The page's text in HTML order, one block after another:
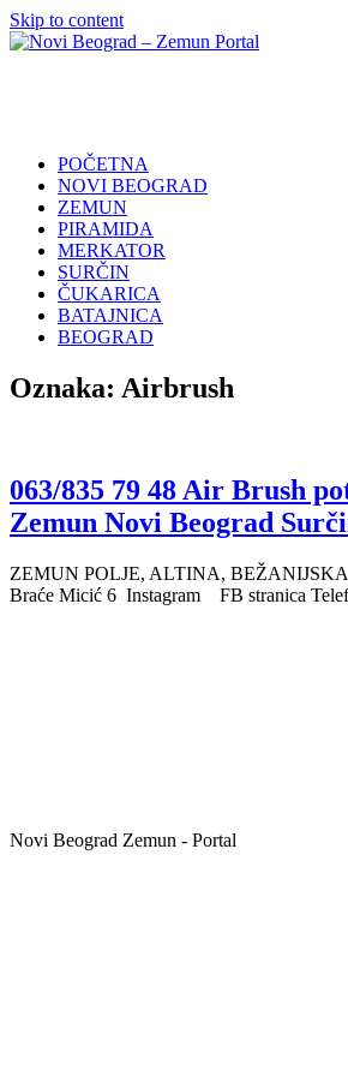
Skip to content
Portal
POČETNA
NOVI BEOGRAD
ZEMUN
PIRAMIDA
MERKATOR
SURČIN
ČUKARICA
BATAJNICA
BEOGRAD
Oznaka: Airbrush
063/835 79 48 Air Brush
Zemun Novi Beograd
ZEMUN POLJE, ALTINA, BEŽANIJSKA
Braće Micić 6 Instagram FB stranica
Novi Beograd Zemun - Portal